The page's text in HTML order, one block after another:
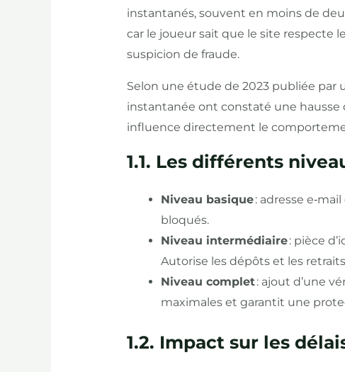
instantanés, souvent en moins de
car le joueur sait que le site respecte
suspicion de fraude.
Selon une étude de 2023 publiée par
instantanée ont constaté une hausse
influence directement le
1.1. Les différents
Niveau basique: adresse
bloqués.
Niveau intermédiaire: pièce
Autorise les dépôts et les
Niveau complet: ajout d’une
maximales et garantit une
1.2. Impact sur les